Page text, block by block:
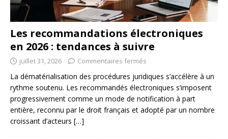
Les recommandations électroniques
en 2026 : tendances à suivre
juillet 31, 2026 Commentaires fermés
La dématérialisation des procédures juridiques s’accélère à un
rythme soutenu. Les recommandés électroniques s’imposent
progressivement comme un mode de notification à part
entière, reconnu par le droit français et adopté par un nombre
croissant d’acteurs […]